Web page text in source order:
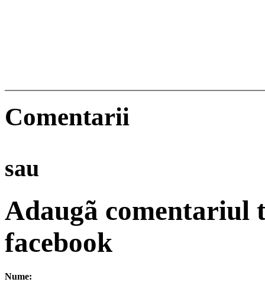
Comentarii
sau
Adaugã comentariul
facebook
Nume: